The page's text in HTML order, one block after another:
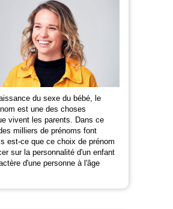
du sexe du bébé, le
est une des choses
vivent les parents. Dans ce
milliers de prénoms font
est-ce que ce choix de prénom
sur la personnalité d'un enfant
d'une personne à l'âge